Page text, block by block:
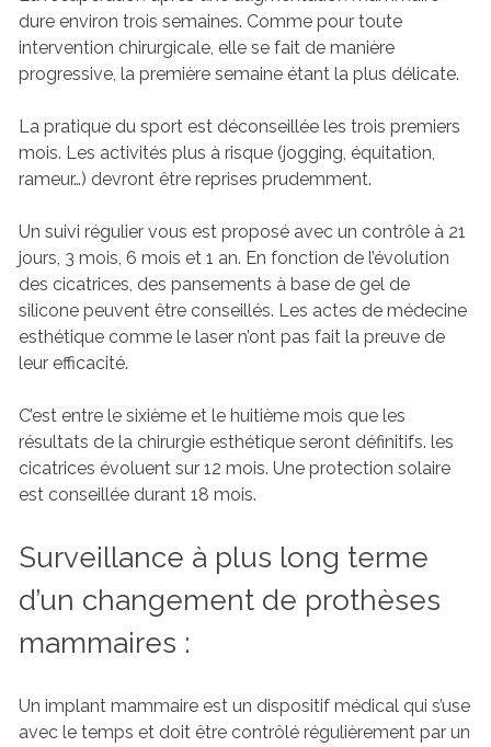
dure environ trois semaines. Comme pour toute
intervention chirurgicale, elle se fait de manière
progressive, la première semaine étant la plus délicate.
La pratique du sport est déconseillée les trois premiers
mois. Les activités plus à risque (jogging, équitation,
rameur…) devront être reprises prudemment.
Un suivi régulier vous est proposé avec un contrôle à 21
jours, 3 mois, 6 mois et 1 an. En fonction de l’évolution
des cicatrices, des pansements à base de gel de
silicone peuvent être conseillés. Les actes de médecine
esthétique comme le laser n’ont pas fait la preuve de
leur efficacité.
C’est entre le sixième et le huitième mois que les
résultats de la chirurgie esthétique seront définitifs. les
cicatrices évoluent sur 12 mois. Une protection solaire
est conseillée durant 18 mois.
Surveillance à plus long terme
d’un changement de prothèses
mammaires :
Un implant mammaire est un dispositif médical qui s’use
avec le temps et doit être contrôlé régulièrement par un